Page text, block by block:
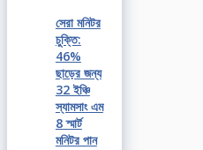
সেরা মনিটর
চুক্তি:
46%
ছাড়ের জন্য
32 ইঞ্চি
স্যামসাং এম
8 স্মার্ট
মনিটর পান